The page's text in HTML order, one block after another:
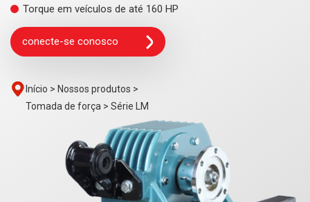
Torque em veículos de até 160 HP
conecte-se conosco
Início > Nossos produtos >
Tomada de força > Série LM